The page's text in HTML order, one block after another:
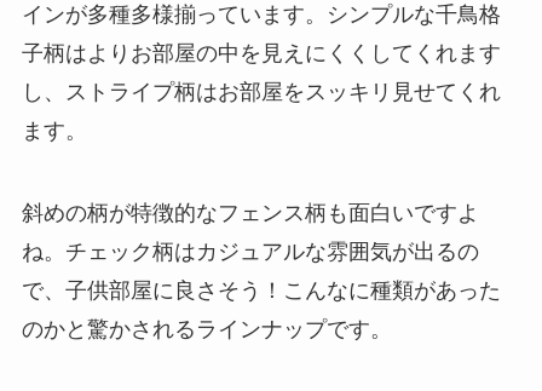
インが多種多様揃っています。シンプルな千鳥格
子柄はよりお部屋の中を見えにくくしてくれます
し、ストライプ柄はお部屋をスッキリ見せてくれ
ます。
斜めの柄が特徴的なフェンス柄も面白いですよ
ね。チェック柄はカジュアルな雰囲気が出るの
で、子供部屋に良さそう！こんなに種類があった
のかと驚かされるラインナップです。